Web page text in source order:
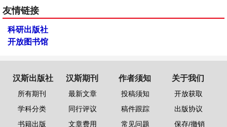
友情链接
科研出版社
开放图书馆
汉斯出版社
所有期刊
学科分类
书籍出版
汉斯期刊
最新文章
同行评议
文章费用
作者须知
投稿须知
稿件跟踪
常见问题
关于我们
开放获取
出版协议
保存/撤销